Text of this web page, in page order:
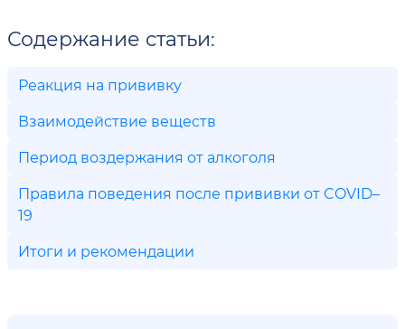
Содержание статьи:
Реакция на прививку
Взаимодействие веществ
Период воздержания от алкоголя
Правила поведения после прививки от COVID–
19
Итоги и рекомендации